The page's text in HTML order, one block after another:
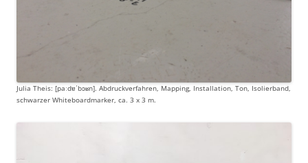
Julia Theis: [paːdɐˈbɔʁn]. Abdruckverfahren, Mapping, Installation, Ton, Isolierband,
schwarzer Whiteboardmarker, ca. 3 x 3 m.